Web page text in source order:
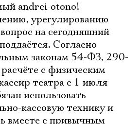
andrei-otono!
урегулированию
на сегодняшний
Согласно
законам 54-ФЗ, 290-
с физическим
театра с 1 июля
использовать
кассовую технику и
вместе с привычным